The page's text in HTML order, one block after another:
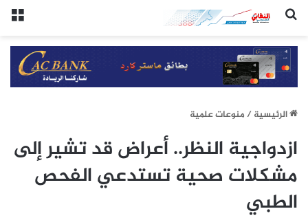
(النقابي الجنوبي:/خاص.)
الرئيسيِة/منوعات علمية
ازدواجية النظر.. أعراض قد تشير إلى
مشكلات صحية تستدعي الفحص
الطبي